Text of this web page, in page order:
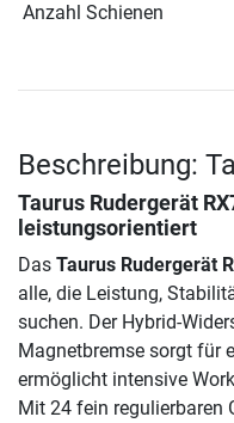
Anzahl Schienen
Beschreibung:
Taurus Rudergerät
leistungsorientiert
Das Taurus Rudergerät
alle, die Leistung,
suchen. Der Hybrid-
Magnetbremse sorgt für
ermöglicht intensive
Mit 24 fein regulierbaren